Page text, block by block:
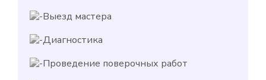
Выезд мастера
Диагностика
Проведение поверочных работ